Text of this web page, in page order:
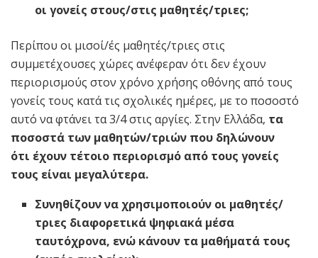
οι γονείς στους/στις μαθητές/τριες;
Περίπου οι μισοί/ές μαθητές/τριες στις
συμμετέχουσες χώρες ανέφεραν ότι δεν έχουν
περιορισμούς στον χρόνο χρήσης οθόνης από τους
γονείς τους κατά τις σχολικές ημέρες, με το ποσοστό
αυτό να φτάνει τα 3/4 στις αργίες. Στην Ελλάδα, τα
ποσοστά των μαθητών/τριών που δηλώνουν
ότι έχουν τέτοιο περιορισμό από τους γονείς
τους είναι μεγαλύτερα.
Συνηθίζουν να χρησιμοποιούν οι μαθητές/
τριες διαφορετικά ψηφιακά μέσα
ταυτόχρονα, ενώ κάνουν τα μαθήματά τους